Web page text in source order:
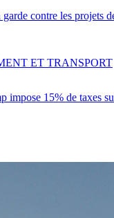
contre les projets
impose 15% de taxes
ET TRANSPORT